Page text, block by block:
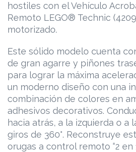
hostiles con el Vehículo
Remoto LEGO® Technic
motorizado.
Este sólido modelo cuenta
de gran agarre y piñones
para lograr la máxima
un moderno diseño con una
combinación de colores en
adhesivos decorativos.
hacia atrás, a la izquierda o a
giros de 360°. Reconstruye
orugas a control remoto “2 en